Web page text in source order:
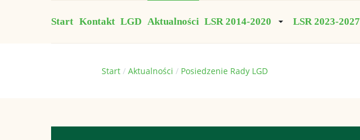
Start Kontakt LGD Aktualności LSR 2014-2020 LSR 2023-2027
Start Aktualności Posiedzenie Rady LGD